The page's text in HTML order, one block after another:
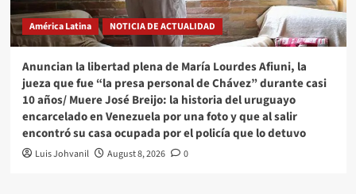
América Latina NOTICIA DE ACTUALIDAD
Anuncian la libertad plena de María Lourdes Afiuni, la
jueza que fue “la presa personal de Chávez” durante casi
10 años/ Muere José Breijo: la historia del uruguayo
encarcelado en Venezuela por una foto y que al salir
encontró su casa ocupada por el policía que lo detuvo
Luis Johvanil August 8, 2026 0